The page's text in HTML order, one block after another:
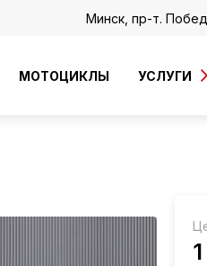
Минск, пр-т.
МОТОЦИКЛЫ УСЛУГИ